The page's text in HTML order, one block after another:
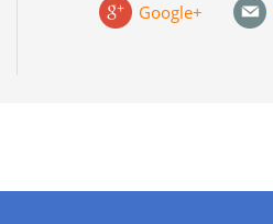
Google+